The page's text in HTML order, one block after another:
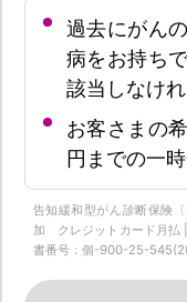
過去にがん
病をお持ち
該当しなけ
お客さまの
円までの一
告知緩和型がん診断保険
加 クレジットカード月払
書番号：個-900-25-